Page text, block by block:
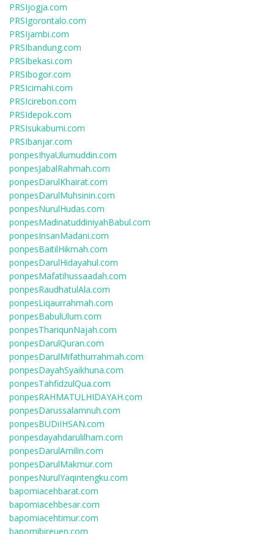
PRSIjogja.com
PRSIgorontalo.com
PRSIjambi.com
PRSIbandung.com
PRSIbekasi.com
PRSIbogor.com
PRSIcimahi.com
PRSIcirebon.com
PRSIdepok.com
PRSIsukabumi.com
PRSIbanjar.com
ponpesIhyaUlumuddin.com
ponpesJabalRahmah.com
ponpesDarulKhairat.com
ponpesDarulMuhsinin.com
ponpesNurulHudas.com
ponpesMadinatuddiniyahBabul.com
ponpesInsanMadani.com
ponpesBaitilHikmah.com
ponpesDarulHidayahul.com
ponpesMafatihussaadah.com
ponpesRaudhatulAla.com
ponpesLiqaurrahmah.com
ponpesBabulUlum.com
ponpesThariqunNajah.com
ponpesDarulQuran.com
ponpesDarulMifathurrahmah.com
ponpesDayahSyaikhuna.com
ponpesTahfidzulQua.com
ponpesRAHMATULHIDAYAH.com
ponpesDarussalamnuh.com
ponpesBUDiIHSAN.com
ponpesdayahdarulilham.com
ponpesDarulAmilin.com
ponpesDarulMakmur.com
ponpesNurulYaqintengku.com
bapomiacehbarat.com
bapomiacehbesar.com
bapomiacehtimur.com
bapomibireuen.com